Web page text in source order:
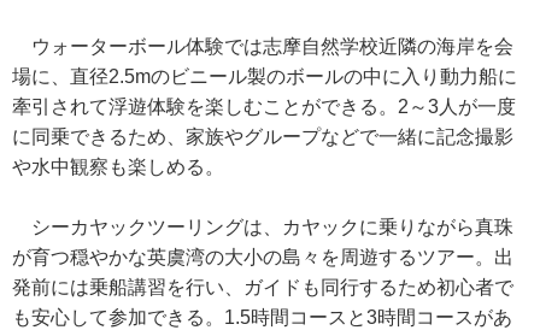
ウォーターボール体験では志摩自然学校近隣の海岸を会
場に、直径2.5mのビニール製のボールの中に入り動力船に
牽引されて浮遊体験を楽しむことができる。2～3人が一度
に同乗できるため、家族やグループなどで一緒に記念撮影
や水中観察も楽しめる。
シーカヤックツーリングは、カヤックに乗りながら真珠
が育つ穏やかな英虞湾の大小の島々を周遊するツアー。出
発前には乗船講習を行い、ガイドも同行するため初心者で
も安心して参加できる。1.5時間コースと3時間コースがあ